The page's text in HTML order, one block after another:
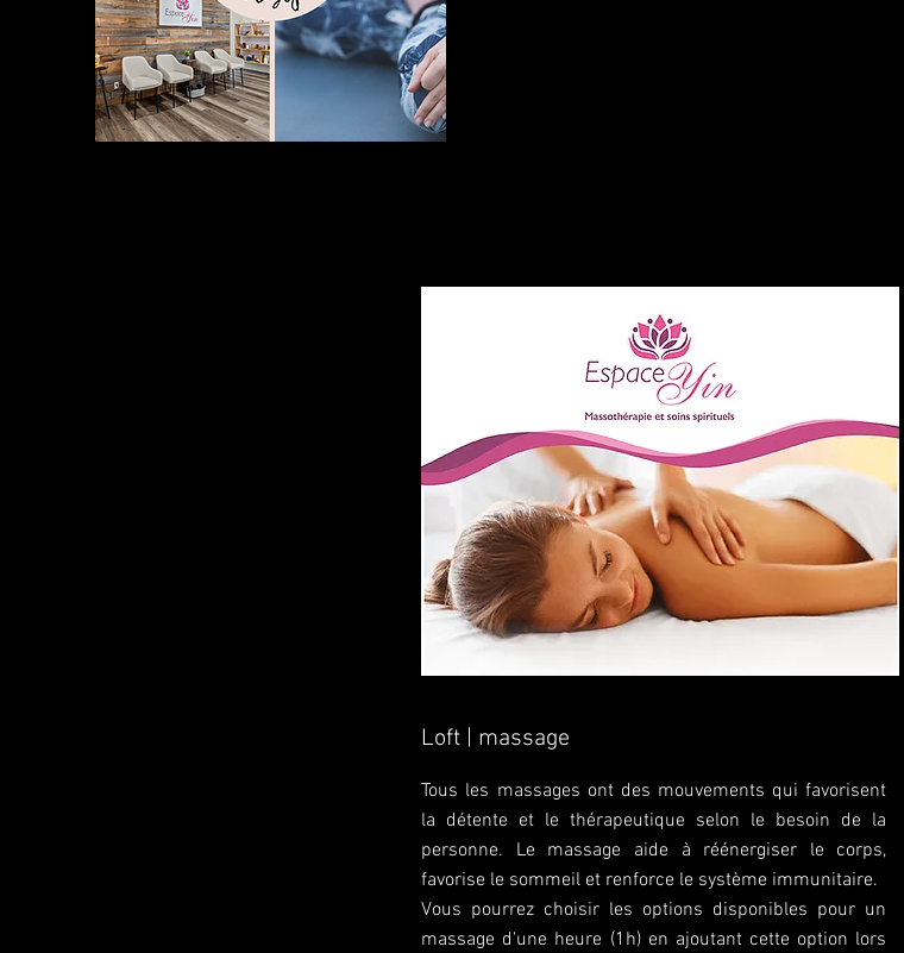
Loft | massage
Tous les massages ont des mouvements qui favorisent
la détente et le thérapeutique selon le besoin de la
personne. Le massage aide à réénergiser le corps,
favorise le sommeil et renforce le système immunitaire.
Vous pourrez choisir les options disponibles pour un
massage d'une heure (1h) en ajoutant cette option lors